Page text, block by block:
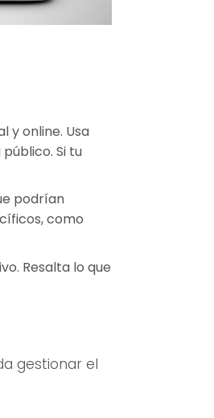
y online. Usa
Si tu
podrían
como
Resalta lo que
gestionar el